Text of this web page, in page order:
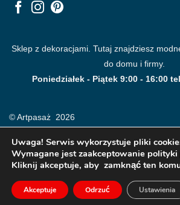
Sklep z dekoracjami. Tutaj znajdziesz
do domu i firmy.
Poniedziałek - Piątek 9:00 - 16:00
© Artpasaż 2026
Modne plakaty, obrazy, fototapety i
Uwaga! Serwis wykorzystuje pliki
Wymagane jest zaakceptowanie
Kliknij akceptuje, aby zamknąć ten
Akceptuje Odrzuć Ustawienia